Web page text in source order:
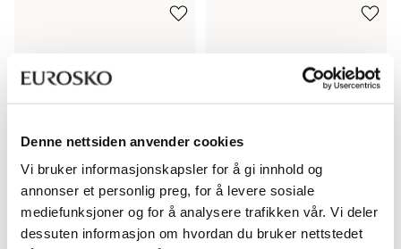
Denne nettsiden anvender cookies
Vi bruker informasjonskapsler for å gi innhold og
annonser et personlig preg, for å levere sosiale
mediefunksjoner og for å analysere trafikken vår. Vi deler
dessuten informasjon om hvordan du bruker nettstedet
FOLKLORE
FOLKLORE 4966 BLACK
Pris
599,-
FOLKLORE
Klassisk bunadsko
Pris
999,-